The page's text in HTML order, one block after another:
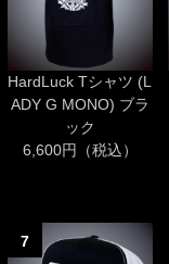
HardLuck Tシャツ (L
ADY G MONO) ブラ
ック
6,600円（税込）
7